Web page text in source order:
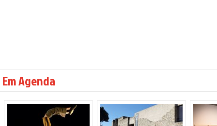
Em Agenda